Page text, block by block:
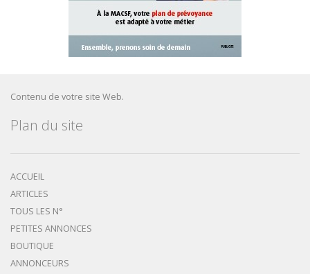
Contenu de votre site Web.
Plan du site
ACCUEIL
ARTICLES
TOUS LES N°
PETITES ANNONCES
BOUTIQUE
ANNONCEURS